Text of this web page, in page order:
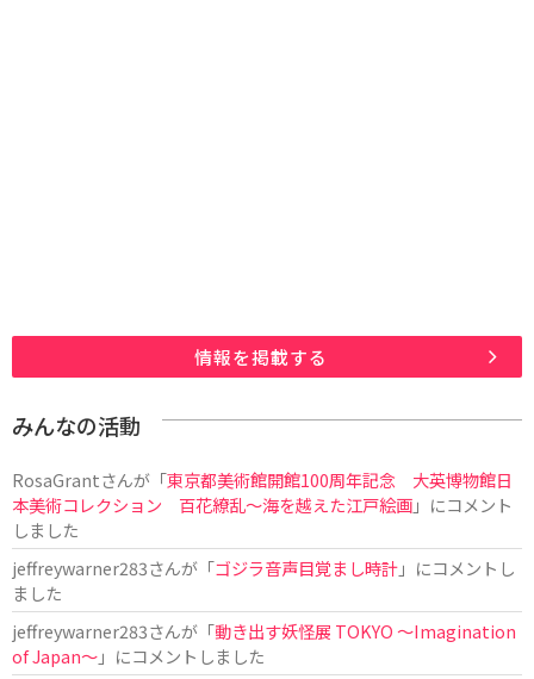
情報を掲載する
みんなの活動
RosaGrantさんが「東京都美術館開館100周年記念 大英博物館日
本美術コレクション 百花繚乱～海を越えた江戸絵画」にコメント
しました
jeffreywarner283さんが「ゴジラ音声目覚まし時計」にコメントし
ました
jeffreywarner283さんが「動き出す妖怪展 TOKYO 〜Imagination
of Japan〜」にコメントしました